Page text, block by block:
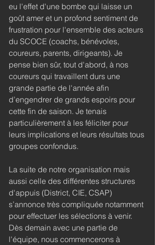
eu l'effet d'une bombe qui laisse un
goût amer et un profond sentiment de
frustration pour l'ensemble des acteurs
du SCOCE (coachs, bénévoles,
coureurs, parents, dirigeants). Je
pense bien sûr, tout d'abord, à nos
coureurs qui travaillent durs une
grande partie de l'année afin
d’engendrer de grands espoirs pour
cette fin de saison. Je tenais
particulièrement à les féliciter pour
leurs implications et leurs résultats tous
groupes confondus.
La suite de notre organisation mais
aussi celle des différentes structures
d'appuis (District, CIE, CSAP)
s’annonce très compliquée notamment
pour effectuer les sélections à venir.
Dès demain avec une partie de
l'équipe, nous commencerons à